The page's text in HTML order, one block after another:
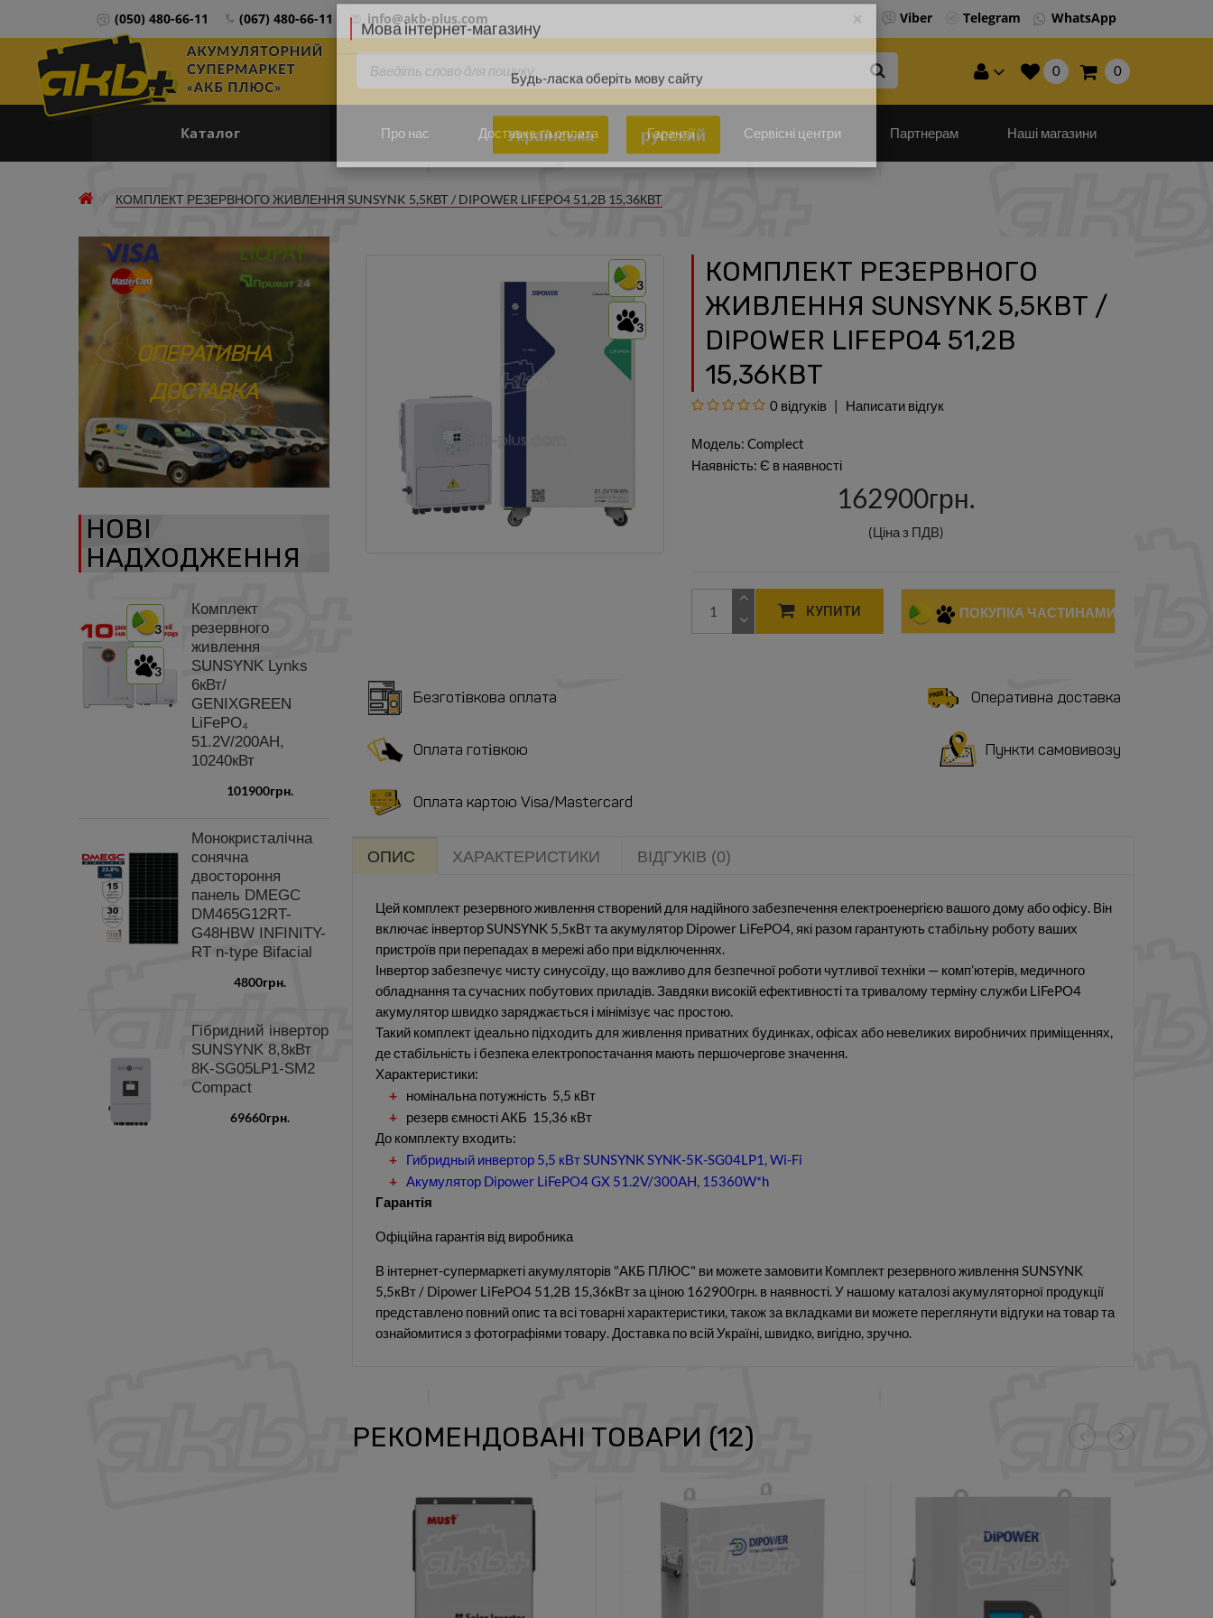
(050) 480-66-11 (067) 480-66-11 info@akb-plus.com Viber Telegram WhatsApp
0 0
Каталог Про нас Доставка та оплата Гарантії Сервісні центри Партнерам Наші магазини
КОМПЛЕКТ РЕЗЕРВНОГО ЖИВЛЕННЯ SUNSYNK 5,5КВТ / DIPOWER LIFEPO4 51,2В 15,36КВТ
ОПЕРАТИВНА
ДОСТАВКА
НОВІ
НАДХОДЖЕННЯ
3
3
Комплект
резервного
живлення
SUNSYNK Lynks
6кВт/
GENIXGREEN
LiFePO₄
51.2V/200AH,
10240кВт
101900грн.
Монокристалічна
сонячна
двостороння
панель DMEGC
DM465G12RT-
G48HBW INFINITY-
RT n-type Bifacial
4800грн.
Гібридний інвертор
SUNSYNK 8,8кВт
8K-SG05LP1-SM2
Compact
69660грн.
3
3
КОМПЛЕКТ РЕЗЕРВНОГО
ЖИВЛЕННЯ SUNSYNK 5,5КВТ /
DIPOWER LIFEPO4 51,2В
15,36КВТ
0 відгуків Написати відгук
Модель: Complect
Наявність: Є в наявності
162900грн.
(Ціна з ПДВ)
КУПИТИ ПОКУПКА ЧАСТИНАМИ
Безготівкова оплата
Оплата готівкою
Оплата картою Visa/Mastercard
Оперативна доставка
Пункти самовивозу
ОПИС ХАРАКТЕРИСТИКИ ВІДГУКІВ (0)
Цей комплект резервного живлення створений для надійного забезпечення електроенергією вашого дому або офісу. Він
включає інвертор SUNSYNK 5,5кВт та акумулятор Dipower LiFePO4, які разом гарантують стабільну роботу ваших
пристроїв при перепадах в мережі або при відключеннях.
Інвертор забезпечує чисту синусоїду, що важливо для безпечної роботи чутливої техніки — комп’ютерів, медичного
обладнання та сучасних побутових приладів. Завдяки високій ефективності та тривалому терміну служби LiFePO4
акумулятор швидко заряджається і мінімізує час простою.
Такий комплект ідеально підходить для живлення приватних будинках, офісах або невеликих виробничих приміщеннях,
де стабільність і безпека електропостачання мають першочергове значення.
Характеристики:
номінальна потужність 5,5 кВт
резерв ємності АКБ 15,36 кВт
До комплекту входить:
Гибридный инвертор 5,5 кВт SUNSYNK SYNK-5K-SG04LP1, Wi-Fi
Акумулятор Dipower LiFePO4 GX 51.2V/300AH, 15360W*h
Гарантія
Офіційна гарантія від виробника
В інтернет-супермаркеті акумуляторів "АКБ ПЛЮС" ви можете замовити Комплект резервного живлення SUNSYNK
5,5кВт / Dipower LiFePO4 51,2В 15,36кВт за ціною 162900грн. в наявності. У нашому каталозі акумуляторної продукції
представлено повний опис та всі товарні характеристики, також за вкладками ви можете переглянути відгуки на товар та
ознайомитися з фотографіями товару. Доставка по всій Україні, швидко, вигідно, зручно.
РЕКОМЕНДОВАНІ ТОВАРИ (12)
×
Мова інтернет-магазину
Будь-ласка оберіть мову сайту
русский
Українська